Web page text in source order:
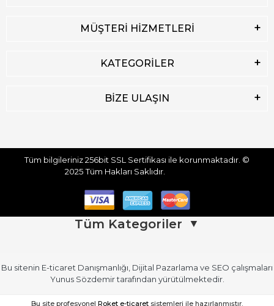
MÜŞTERİ HİZMETLERİ
KATEGORİLER
BİZE ULAŞIN
Tüm bilgileriniz 256bit SSL Sertifikası ile korunmaktadır. ©
2025Tüm Hakları Saklıdır.
Tüm Kategoriler ▼
Üst Giyim Üst Giyim (Devamı)
Bu sitenin E-ticaret Danışmanlığı Dijital Pazarlama ve SEO çalışmaları
Yunus Sözdemirtarafından yürütülmektedir.
Bu site profesyonel Roket e-ticaret sistemleri ile hazırlanmıştır.